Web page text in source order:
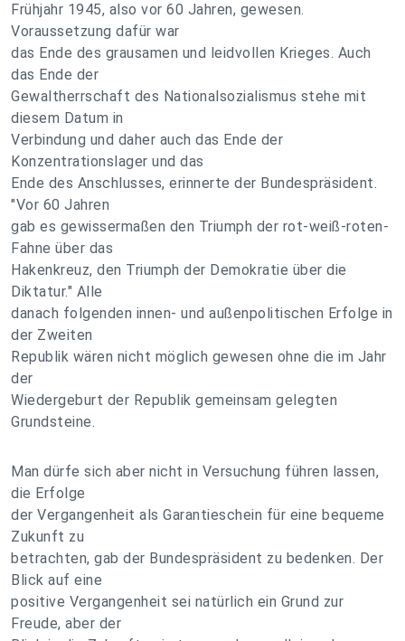
Frühjahr 1945, also vor 60 Jahren, gewesen.
Voraussetzung dafür war
das Ende des grausamen und leidvollen Krieges. Auch
das Ende der
Gewaltherrschaft des Nationalsozialismus stehe mit
diesem Datum in
Verbindung und daher auch das Ende der
Konzentrationslager und das
Ende des Anschlusses, erinnerte der Bundespräsident.
"Vor 60 Jahren
gab es gewissermaßen den Triumph der rot-weiß-roten-
Fahne über das
Hakenkreuz, den Triumph der Demokratie über die
Diktatur." Alle
danach folgenden innen- und außenpolitischen Erfolge in
der Zweiten
Republik wären nicht möglich gewesen ohne die im Jahr
der
Wiedergeburt der Republik gemeinsam gelegten
Grundsteine.
Man dürfe sich aber nicht in Versuchung führen lassen,
die Erfolge
der Vergangenheit als Garantieschein für eine bequeme
Zukunft zu
betrachten, gab der Bundespräsident zu bedenken. Der
Blick auf eine
positive Vergangenheit sei natürlich ein Grund zur
Freude, aber der